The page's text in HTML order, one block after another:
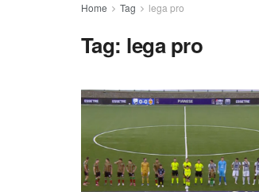
Home Tag lega pro
Tag: lega pro